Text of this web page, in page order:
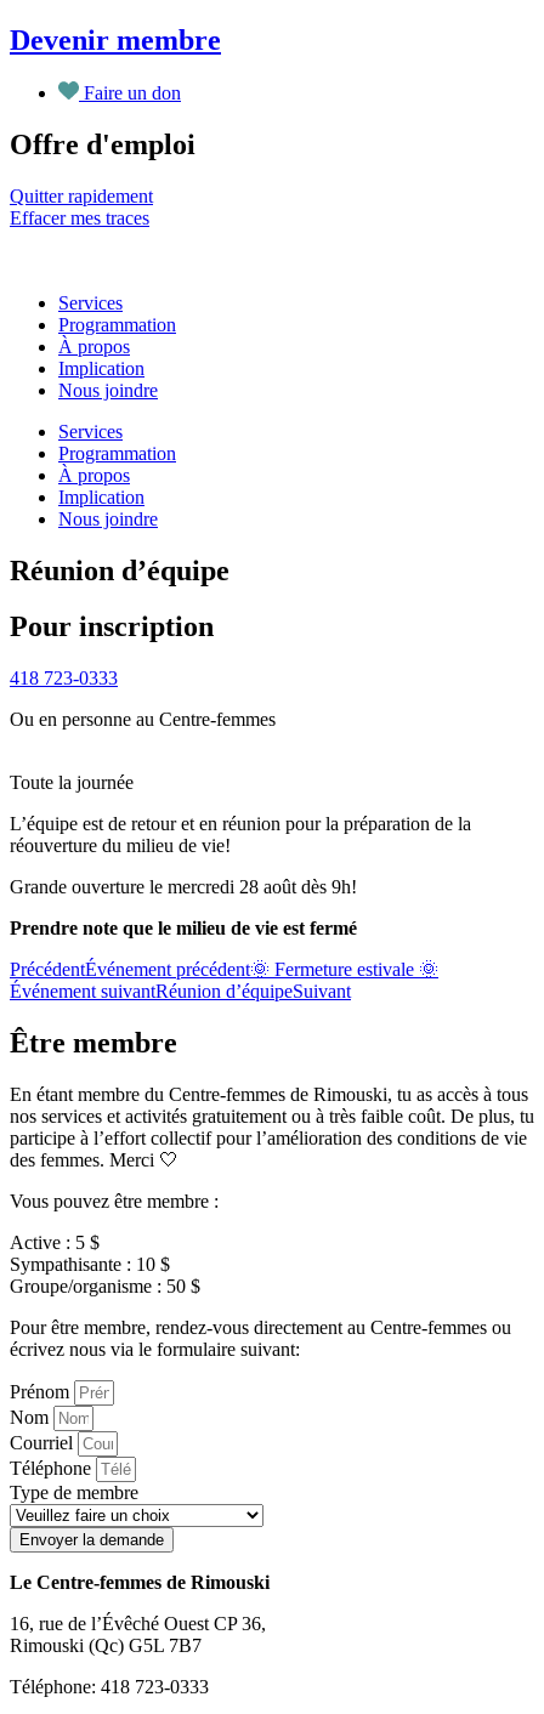
Aller
au
contenu
Devenir membre
Faire un don
Offre d'emploi
Quitter rapidement
Effacer mes traces
Services
Programmation
À propos
Implication
Nous joindre
Services
Programmation
À propos
Implication
Nous joindre
Réunion d’équipe
Pour inscription
418 723-0333
Ou en personne au Centre-femmes
Toute la journée
L’équipe est de retour et en réunion pour la préparation de la
réouverture du milieu de vie!
Grande ouverture le mercredi 28 août dès 9h!
Prendre note que le milieu de vie est fermé
PrécédentÉvénement précédent🌞 Fermeture estivale 🌞
Événement suivantRéunion d’équipeSuivant
Être membre
En étant membre du Centre-femmes de Rimouski, tu as accès à tous
nos services et activités gratuitement ou à très faible coût. De plus, tu
participe à l’effort collectif pour l’amélioration des conditions de vie
des femmes. Merci 🤍
Vous pouvez être membre :
Active : 5 $
Sympathisante : 10 $
Groupe/organisme : 50 $
Pour être membre, rendez-vous directement au Centre-femmes ou
écrivez nous via le formulaire suivant:
Prénom
Nom
Courriel
Téléphone
Type de membre
Envoyer la demande
Le Centre-femmes de Rimouski
16, rue de l’Évêché Ouest CP 36,
Rimouski (Qc) G5L 7B7
Téléphone: 418 723-0333